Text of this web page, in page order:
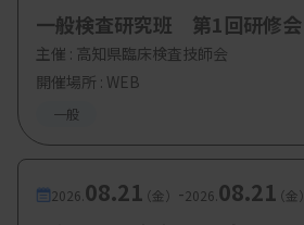
一般検査研究班 第1回研修会
主催 : 高知県臨床検査技師会
開催場所 : WEB
一般
2026. 08.21（金） -2026. 08.21（金）